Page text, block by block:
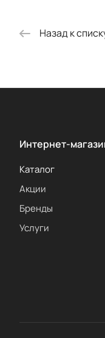
Назад к
Интернет-
Каталог
Акции
Бренды
Услуги